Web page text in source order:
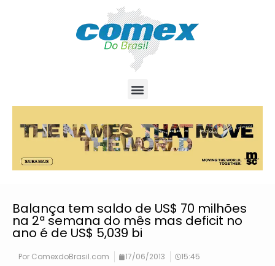
Balança tem saldo de US$ 70 milhões
na 2ª semana do mês mas deficit no
ano é de US$ 5,039 bi
Por ComexdoBrasil.com 17/06/2013 15:45